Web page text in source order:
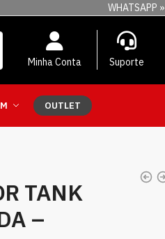
WHATSAPP »
Minha Conta Suporte
OUTLET
TANK
–